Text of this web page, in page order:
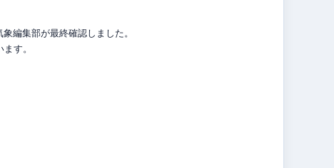
編集部が最終確認しました。
す。